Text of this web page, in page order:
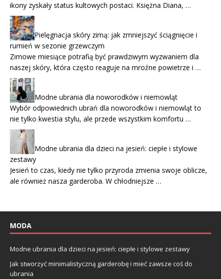
ikony zyskały status kultowych postaci. Księżna Diana, …
Pielęgnacja skóry zimą: jak zmniejszyć ściągnięcie i
rumień w sezonie grzewczym
Zimowe miesiące potrafią być prawdziwym wyzwaniem dla
naszej skóry, która często reaguje na mroźne powietrze i …
Modne ubrania dla noworodków i niemowląt
Wybór odpowiednich ubrań dla noworodków i niemowląt to
nie tylko kwestia stylu, ale przede wszystkim komfortu …
Modne ubrania dla dzieci na jesień: ciepłe i stylowe
zestawy
Jesień to czas, kiedy nie tylko przyroda zmienia swoje oblicze,
ale również nasza garderoba. W chłodniejsze …
MODA
Modne ubrania dla dzieci na jesień: ciepłe i stylowe zestawy
Jak stworzyć minimalistyczną garderobę i mieć zawsze coś do
ubrania